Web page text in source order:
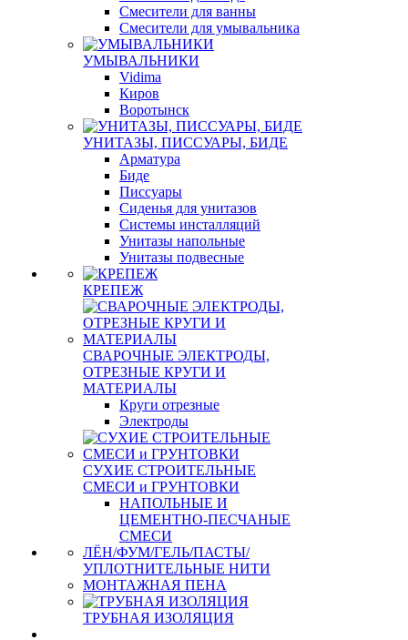
Смесители для ванны
Смесители для умывальника
УМЫВАЛЬНИКИ
Vidima
Киров
Воротынск
УНИТАЗЫ, ПИССУАРЫ, БИДЕ
Арматура
Биде
Писсуары
Сиденья для унитазов
Системы инсталляций
Унитазы напольные
Унитазы подвесные
КРЕПЕЖ
СВАРОЧНЫЕ ЭЛЕКТРОДЫ,
ОТРЕЗНЫЕ КРУГИ И
МАТЕРИАЛЫ
Круги отрезные
Электроды
СУХИЕ СТРОИТЕЛЬНЫЕ
СМЕСИ и ГРУНТОВКИ
НАПОЛЬНЫЕ И
ЦЕМЕНТНО-ПЕСЧАНЫЕ
СМЕСИ
ЛЁН/ФУМ/ГЕЛЬ/ПАСТЫ/
УПЛОТНИТЕЛЬНЫЕ НИТИ
МОНТАЖНАЯ ПЕНА
ТРУБНАЯ ИЗОЛЯЦИЯ